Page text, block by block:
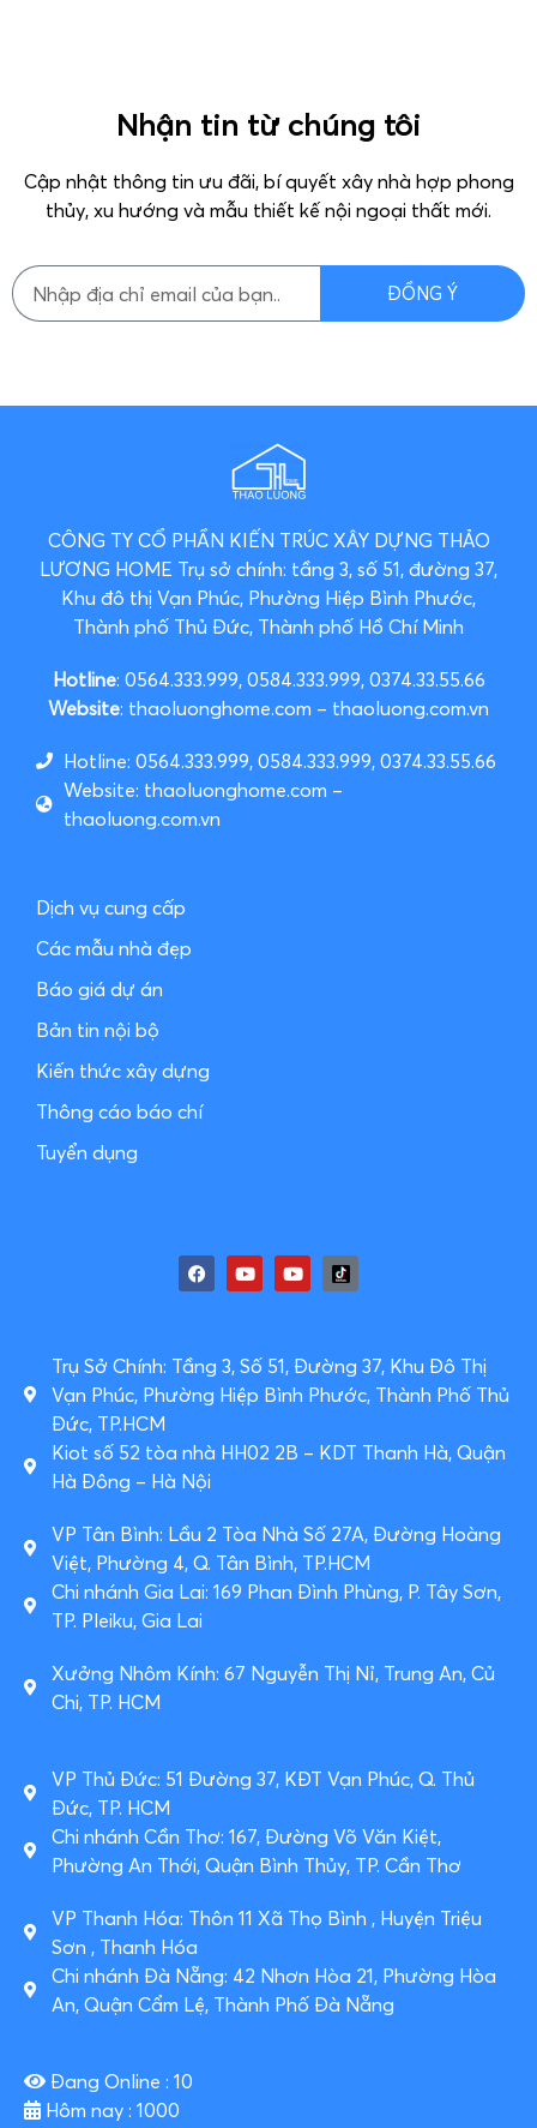
Nhận tin từ chúng tôi
Cập nhật thông tin ưu đãi, bí quyết xây nhà hợp phong
thủy, xu hướng và mẫu thiết kế nội ngoại thất mới.
ĐỒNG Ý
CÔNG TY CỔ PHẦN KIẾN TRÚC XÂY DỰNG THẢO
LƯƠNG HOME Trụ sở chính: tầng 3, số 51, đường 37,
Khu đô thị Vạn Phúc, Phường Hiệp Bình Phước,
Thành phố Thủ Đức, Thành phố Hồ Chí Minh
Hotline: 0564.333.999, 0584.333.999, 0374.33.55.66
Website: thaoluonghome.com – thaoluong.com.vn
Hotline: 0564.333.999, 0584.333.999, 0374.33.55.66
Website: thaoluonghome.com –
thaoluong.com.vn
Dịch vụ cung cấp
Các mẫu nhà đẹp
Báo giá dự án
Bản tin nội bộ
Kiến thức xây dựng
Thông cáo báo chí
Tuyển dụng
Trụ Sở Chính: Tầng 3, Số 51, Đường 37, Khu Đô Thị
Vạn Phúc, Phường Hiệp Bình Phước, Thành Phố Thủ
Đức, TP.HCM
Kiot số 52 tòa nhà HH02 2B – KDT Thanh Hà, Quận
Hà Đông – Hà Nội
VP Tân Bình: Lầu 2 Tòa Nhà Số 27A, Đường Hoàng
Việt, Phường 4, Q. Tân Bình, TP.HCM
Chi nhánh Gia Lai: 169 Phan Đình Phùng, P. Tây Sơn,
TP. Pleiku, Gia Lai
Xưởng Nhôm Kính: 67 Nguyễn Thị Nỉ, Trung An, Củ
Chi, TP. HCM
VP Thủ Đức: 51 Đường 37, KĐT Vạn Phúc, Q. Thủ
Đức, TP. HCM
Chi nhánh Cần Thơ: 167, Đường Võ Văn Kiệt,
Phường An Thới, Quận Bình Thủy, TP. Cần Thơ
VP Thanh Hóa: Thôn 11 Xã Thọ Bình , Huyện Triệu
Sơn , Thanh Hóa
Chi nhánh Đà Nẵng: 42 Nhơn Hòa 21, Phường Hòa
An, Quận Cẩm Lệ, Thành Phố Đà Nẵng
Đang Online : 10
Hôm nay : 1000